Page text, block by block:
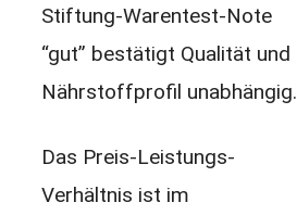
Stiftung-Warentest-Note
“gut” bestätigt Qualität und
Nährstoffprofil unabhängig.
Das Preis-Leistungs-
Verhältnis ist im